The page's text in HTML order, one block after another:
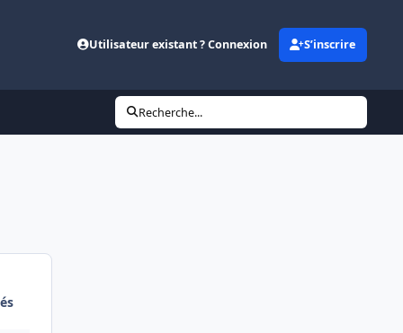
Utilisateur existant ? Connexion S’inscrire
Recherche...